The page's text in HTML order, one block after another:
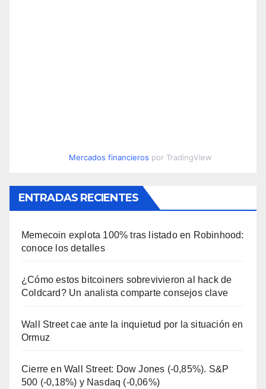
Mercados financieros por TradingView
ENTRADAS RECIENTES
Memecoin explota 100% tras listado en Robinhood:
conoce los detalles
¿Cómo estos bitcoiners sobrevivieron al hack de
Coldcard? Un analista comparte consejos clave
Wall Street cae ante la inquietud por la situación en
Ormuz
Cierre en Wall Street: Dow Jones (-0,85%). S&P
500 (-0,18%) y Nasdaq (-0,06%)